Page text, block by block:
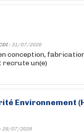
- 31/07/2026
conception,
recrute un(e)
Environnement
29/07/2026